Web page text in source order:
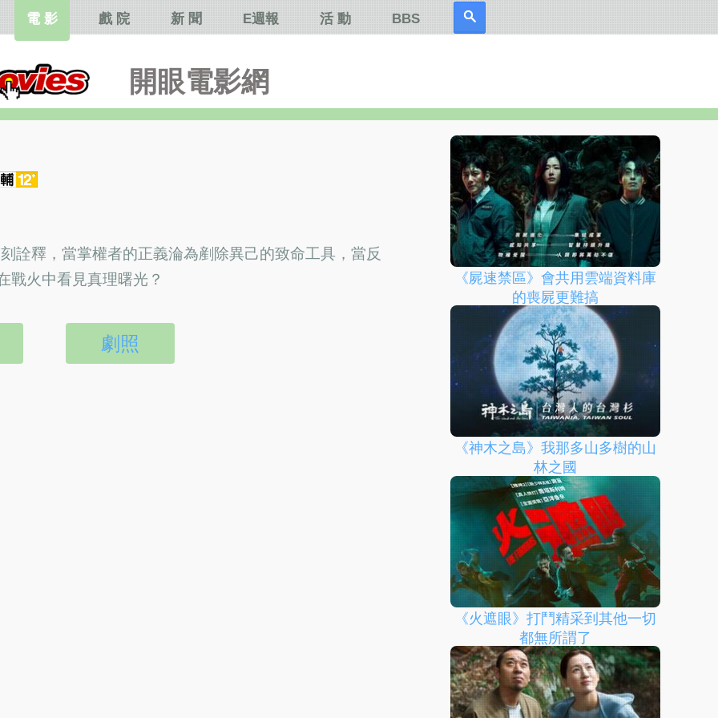
開眼電影網
電 影 戲 院 新 聞 E週報 活 動 BBS
詮釋，當掌權者的正義淪為剷除異己的致命工具，當反
戰火中看見真理曙光？
劇照
《屍速禁區》會共用雲端資料庫
的喪屍更難搞
《神木之島》我那多山多樹的山
林之國
《火遮眼》打鬥精采到其他一切
都無所謂了